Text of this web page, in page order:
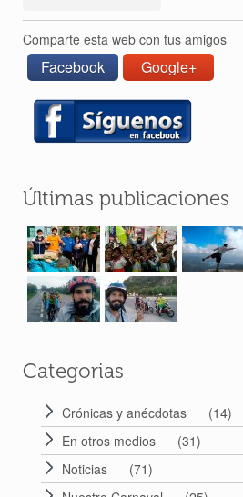
Comparte esta web con tus amigos
Facebook Google+
Últimas publicaciones
Categorias
Crónicas y anécdotas
(14)
En otros medios
(31)
Noticias
(71)